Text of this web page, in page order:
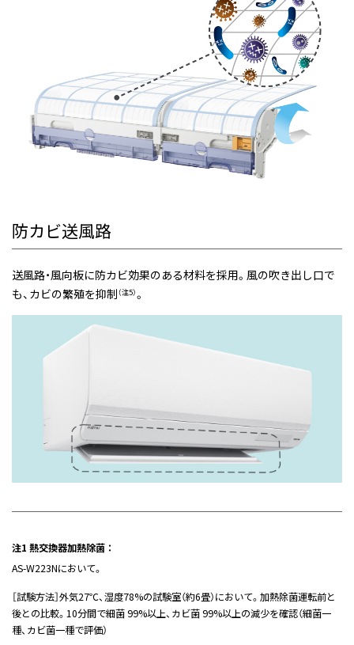
防カビ送風路
送風路・風向板に防カビ効果のある材料を採用。風の吹き出し口で
も、カビの繁殖を抑制（注5）。
注1 熱交換器加熱除菌 ：
AS-W223Nにおいて。
［試験方法］外気27℃、湿度78%の試験室（約6畳）において。加熱除菌運転前と
後との比較。10分間で細菌 99%以上、カビ菌 99%以上の減少を確認（細菌一
種、カビ菌一種で評価）